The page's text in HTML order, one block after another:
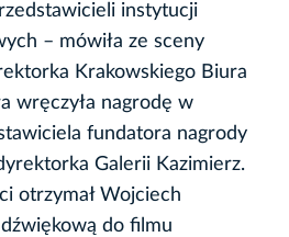
instytucji
– mówiła ze sceny
Krakowskiego Biura
wręczyła nagrodę w
fundatora nagrody
Galerii Kazimierz.
otrzymał Wojciech
do filmu